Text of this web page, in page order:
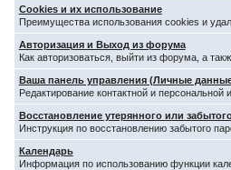
Cookies и их использование
Преимущества использования cookies и
Авторизация и Выход из форума
Как авторизоваться, выйти из форума, а
Ваша панель управления (Личные
Редактирование контактной и
Восстановление утерянного или
Инструкция по восстановлению забытого
Календарь
Информация по использованию функции